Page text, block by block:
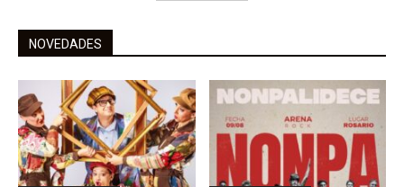
NOVEDADES